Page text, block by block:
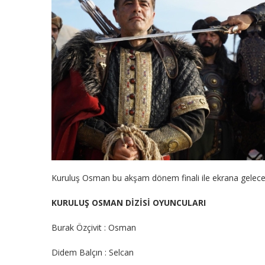
Kuruluş Osman bu akşam dönem finali ile ekrana
KURULUŞ OSMAN DİZİSİ OYUNCULARI
Burak Özçivit : Osman
Didem Balçın : Selcan